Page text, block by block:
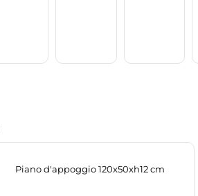
Piano d'appoggio 120x50xh12 cm